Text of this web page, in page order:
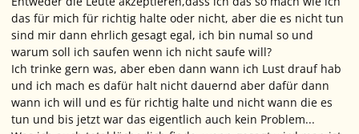
das für mich für richtig halte oder nicht, aber die es nicht tun
sind mir dann ehrlich gesagt egal, ich bin numal so und
warum soll ich saufen wenn ich nicht saufe will?
Ich trinke gern was, aber eben dann wann ich Lust drauf hab
und ich mach es dafür halt nicht dauernd aber dafür dann
wann ich will und es für richtig halte und nicht wann die es
tun und bis jetzt war das eigentlich auch kein Problem...